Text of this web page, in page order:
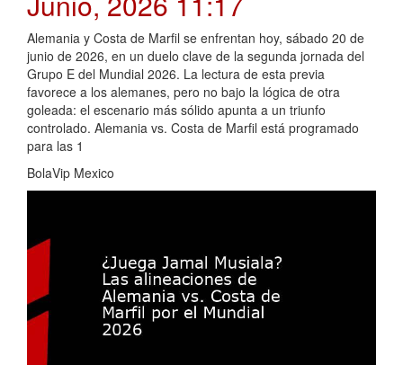
Alemania y Costa de Marfil se enfrentan hoy, sábado 20 de
junio de 2026, en un duelo clave de la segunda jornada del
Grupo E del Mundial 2026. La lectura de esta previa
favorece a los alemanes, pero no bajo la lógica de otra
goleada: el escenario más sólido apunta a un triunfo
controlado. Alemania vs. Costa de Marfil está programado
para las 1
BolaVip Mexico